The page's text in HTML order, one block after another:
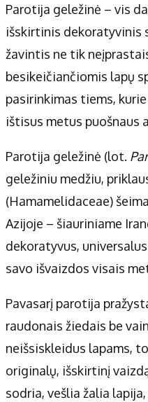
Alytaus miesto
Marijampolės
Redakcija
Apie mus
Autoriai
Privatumo politika
Redakcijos politika
Parotija geležinė – vis
išskirtinis dekoratyvinis
žavintis ne tik
besikeičiančiomis lapų
pasirinkimas tiems,
ištisus metus puošnaus
Parotija geležinė (lot.
geležiniu medžiu,
(Hamamelidaceae)
Azijoje – šiauriniame
dekoratyvus,
savo išvaizdos visais
Pavasarį parotija
raudonais žiedais be
neišsiskleidus lapams,
originalų, išskirtinį
sodria, vešlia žalia